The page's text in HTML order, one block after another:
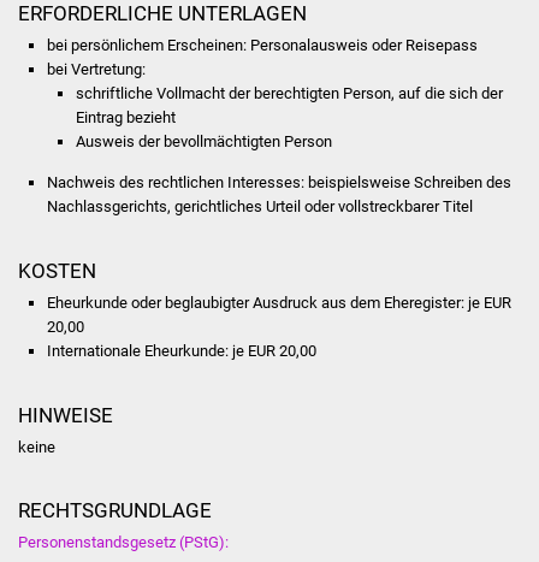
NETZMonitor
Pflege von Angehörigen
ERFORDERLICHE UNTERLAGEN
bei persönlichem Erscheinen: Personalausweis oder Reisepass
bei Vertretung:
schriftliche Vollmacht der berechtigten Person, auf die sich der
Eintrag bezieht
Ausweis der bevollmächtigten Person
Nachweis des rechtlichen Interesses: beispielsweise Schreiben des
Nachlassgerichts, gerichtliches Urteil oder vollstreckbarer Titel
KOSTEN
Eheurkunde oder beglaubigter Ausdruck aus dem Eheregister: je EUR
20,00
Internationale Eheurkunde: je EUR 20,00
HINWEISE
keine
RECHTSGRUNDLAGE
Personenstandsgesetz (PStG):